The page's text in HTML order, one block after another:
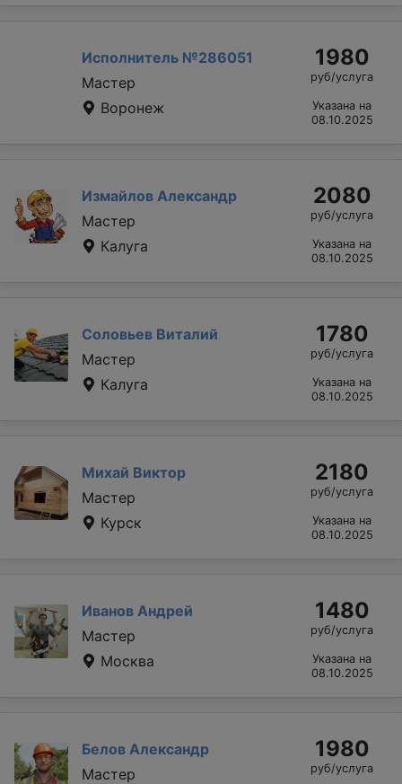
Исполнитель №286051
Мастер
Воронеж
1980
руб/услуга
Указана на
08.10.2025
Измайлов Александр
Мастер
Калуга
2080
руб/услуга
Указана на
08.10.2025
Соловьев Виталий
Мастер
Калуга
1780
руб/услуга
Указана на
08.10.2025
Михай Виктор
Мастер
Курск
2180
руб/услуга
Указана на
08.10.2025
Иванов Андрей
Мастер
Москва
1480
руб/услуга
Указана на
08.10.2025
Белов Александр
Мастер
1980
руб/услуга